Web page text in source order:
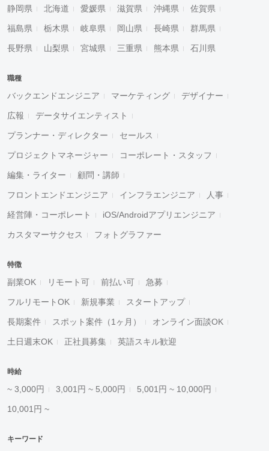
静岡県 北海道 愛媛県 滋賀県 沖縄県 佐賀県
福島県 栃木県 岐阜県 岡山県 長崎県 群馬県
長野県 山梨県 宮城県 三重県 熊本県 石川県
職種
バックエンドエンジニア マーケティング デザイナー
広報 データサイエンティスト
プランナー・ディレクター セールス
プロジェクトマネージャー コーポレート・スタッフ
編集・ライター 顧問・講師
フロントエンドエンジニア インフラエンジニア 人事
経営陣・コーポレート iOS/Androidアプリエンジニア
カスタマーサクセス フォトグラファー
特徴
副業OK リモート可 前払い可 急募
フルリモートOK 新規事業 スタートアップ
長期案件 スポット案件（1ヶ月） オンライン面談OK
土日週末OK 正社員募集 英語スキル歓迎
時給
~ 3,000円 3,001円 ~ 5,000円 5,001円 ~ 10,000円
10,001円 ~
キーワード